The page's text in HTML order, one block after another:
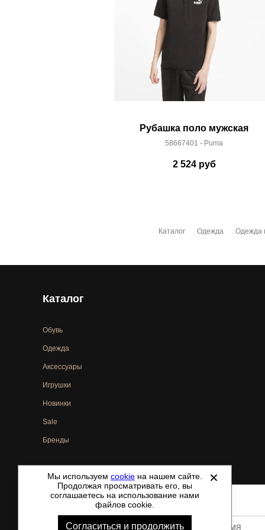
Рубашка поло мужская
58667401 - Puma
2 524руб
Каталог Одежда Одежда
Каталог
Обувь
Одежда
Аксессуары
Игрушки
Новинки
Sale
Бренды
©2021-2026 - ShoesTown.ru - все права защищены.
Мы используем cookie на нашем сайте.
Продолжая просматривать его, вы
соглашаетесь на использование нами
файлов cookie.
Согласиться и продолжить Ваше имя